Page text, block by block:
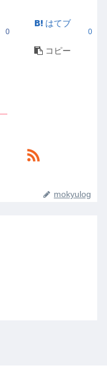
0
はてブ
0
コピー
mokyulog